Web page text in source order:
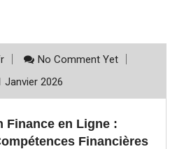
No Comment Yet
Janvier 2026
Finance en Ligne :
Financières